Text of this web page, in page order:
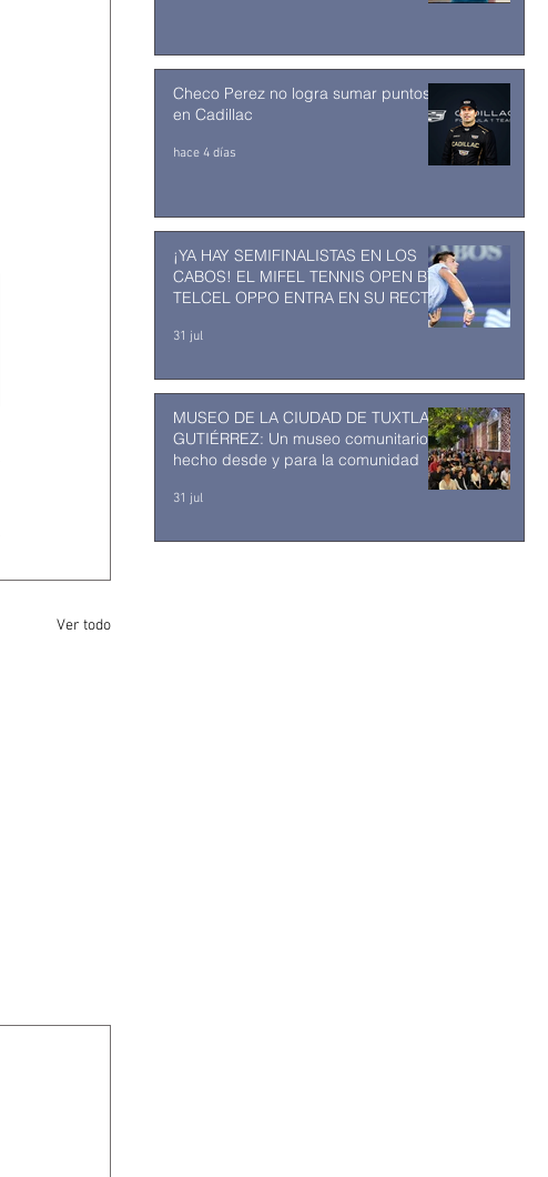
Ver todo
Checo Perez no logra sumar puntos
en Cadillac
hace 4 días
¡YA HAY SEMIFINALISTAS EN LOS
CABOS! EL MIFEL TENNIS OPEN BY
TELCEL OPPO ENTRA EN SU RECTA
31 jul
MUSEO DE LA CIUDAD DE TUXTLA
GUTIÉRREZ: Un museo comunitario
hecho desde y para la comunidad
31 jul